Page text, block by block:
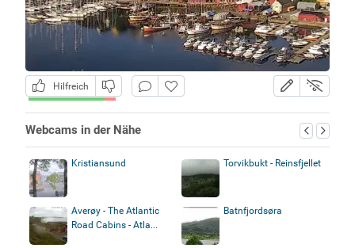
Hilfreich
Webcams in der Nähe
Kristiansund Torvikbukt - Reinsfjellet
Averøy - The Atlantic
Road Cabins - Atla...
Batnfjordsøra